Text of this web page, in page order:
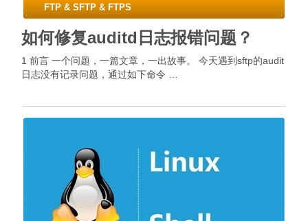
FTP & SFTP & FTPS
如何修复auditd日志报错问题？
1 前言 一个问题，一篇文章，一出故事。 今天遇到sftp的audit
日志没有记录问题，通过如下命令 …